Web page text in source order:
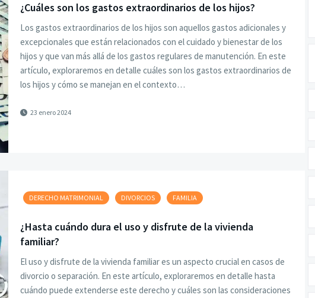
¿Cuáles son los gastos extraordinarios de los hijos?
Los gastos extraordinarios de los hijos son aquellos gastos adicionales y
excepcionales que están relacionados con el cuidado y bienestar de los
hijos y que van más allá de los gastos regulares de manutención. En este
artículo, exploraremos en detalle cuáles son los gastos extraordinarios de
los hijos y cómo se manejan en el contexto…
23 enero 2024
DERECHO MATRIMONIAL DIVORCIOS FAMILIA
¿Hasta cuándo dura el uso y disfrute de la vivienda
familiar?
El uso y disfrute de la vivienda familiar es un aspecto crucial en casos de
divorcio o separación. En este artículo, exploraremos en detalle hasta
cuándo puede extenderse este derecho y cuáles son las consideraciones